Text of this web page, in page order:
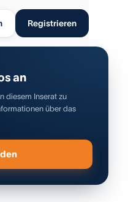
Registrieren
an
diesem Inserat zu
über das